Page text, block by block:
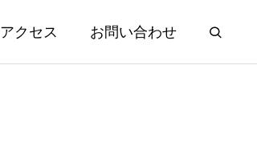
アクセス お問い合わせ